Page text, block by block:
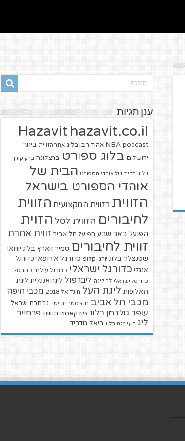
ענן תגיות
Hazavit hazavit.co.il
NBA podcast אהוד ריבן בלוג אתר הזווית ביתר
ירושלים בלוג ספורט ברצלונה ברק קורן
בלוג הבית של אוהדי הספורט הבית של
אוהדי הספורט בישראל
הזווית הזווית המקצועית הזווית
לחיבורים הזווית לסל הזוית
הפועל באר שבע הפועל תל אביב זווית אחרת
זווית לחיבורים טמיר זוארץ בלוג יוחאי
שטנצלר בלוג יורגן קלופ כדורגל אירופאי כדורגל
אנגלי כדורגל ישראלי כדורגל עולמי כדורסל
כדורסל ישראלי לה ליגה ליברפול ליגה אנגלית ליגת
האלופות ליגת העל מונדיאל 2018 מכבי חיפה
מכבי תל אביב מנצ'סטר יונייטד נבחרת ישראל
עופר גולדמן בלוג פודקאסט הזווית פרמייר
ליג רועי זגה בלוג ריאל מדריד